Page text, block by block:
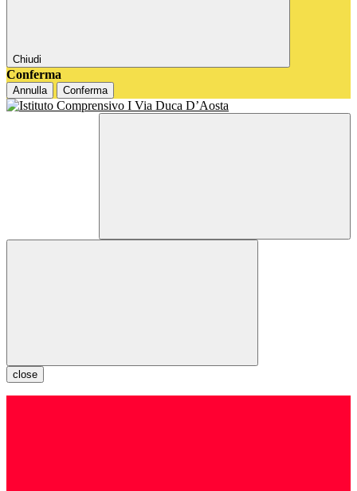
Chiudi
Conferma
Annulla Conferma
close